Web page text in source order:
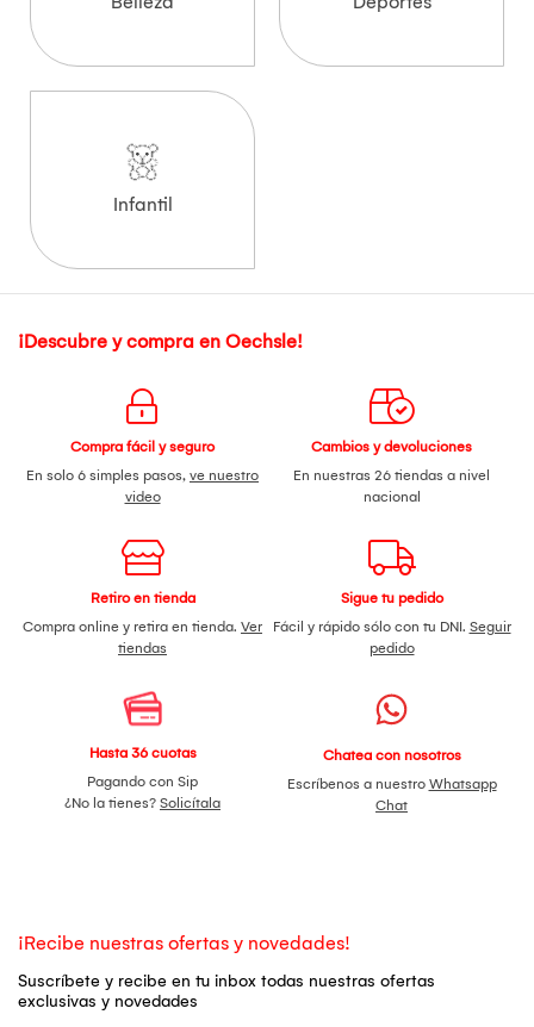
Infantil
¡Descubre y compra en Oechsle!
Compra fácil y seguro
En solo 6 simples pasos, ve nuestro
video
Cambios y devoluciones
En nuestras 26 tiendas a nivel
nacional
Retiro en tienda
Compra online y retira en tienda. Ver
tiendas
Sigue tu pedido
Fácil y rápido sólo con tu DNI. Seguir
pedido
Hasta 36 cuotas
Pagando con Sip
¿No la tienes? Solicítala
Chatea con nosotros
Escríbenos a nuestro Whatsapp
Chat
¡Recibe nuestras ofertas y novedades!
Suscríbete y recibe en tu inbox todas nuestras ofertas
exclusivas y novedades